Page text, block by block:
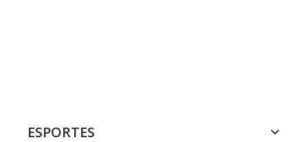
ESPORTES